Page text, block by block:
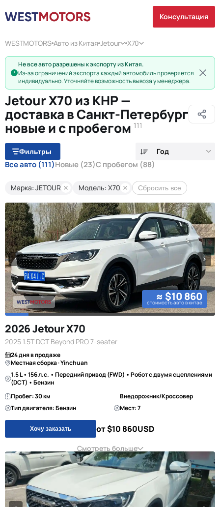
Консультация
WESTMOTORS Авто из Китая Jetour X70
Не все авто разрешены к экспорту из Китая.
Из-за ограничений экспорта каждый автомобиль проверяется
индивидуально. Уточняйте возможность вывоза у менеджера.
Jetour X70 из КНР —
доставка в Санкт-Петербург
новые и с пробегом 111
Фильтры Год
Все авто (111)Новые (23)С пробегом (88)
Марка: JETOUR Модель: X70 Сбросить все
≈ $10 860
стоимость авто в китае
2026 Jetour X70
2025 1.5T DCT Beyond PRO 7-seater
24 дня в продаже
Местная сборка · Yinchuan
1.5 L • 156 л.с. • Передний привод (FWD) • Робот с двумя сцеплениями
(DCT) • Бензин
Пробег: 30 км
Внедорожник/Кроссовер
Тип двигателя: Бензин
Мест: 7
Хочу заказать от $10 860USD
Смотреть больше